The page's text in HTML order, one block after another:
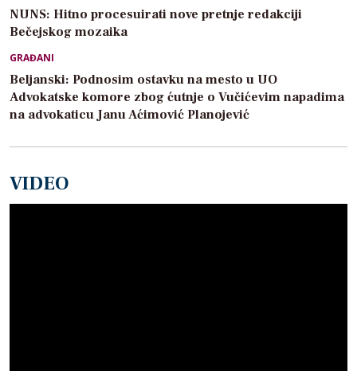
NUNS: Hitno procesuirati nove pretnje redakciji
Bečejskog mozaika
GRAĐANI
Beljanski: Podnosim ostavku na mesto u UO
Advokatske komore zbog ćutnje o Vučićevim napadima
na advokaticu Janu Aćimović Planojević
VIDEO